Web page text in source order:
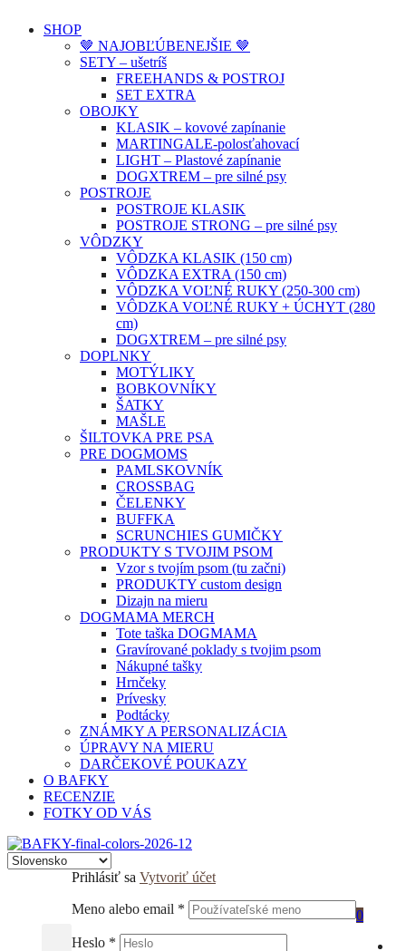
SHOP
🤎 NAJOBĽÚBENEJŠIE 🤎
SETY – ušetríš
FREEHANDS & POSTROJ
SET EXTRA
OBOJKY
KLASIK – kovové zapínanie
MARTINGALE-polosťahovací
LIGHT – Plastové zapínanie
DOGXTREM – pre silné psy
POSTROJE
POSTROJE KLASIK
POSTROJE STRONG – pre silné psy
VÔDZKY
VÔDZKA KLASIK (150 cm)
VÔDZKA EXTRA (150 cm)
VÔDZKA VOĽNÉ RUKY (250-300 cm)
VÔDZKA VOĽNÉ RUKY + ÚCHYT (280
cm)
DOGXTREM – pre silné psy
DOPLNKY
MOTÝLIKY
BOBKOVNÍKY
ŠATKY
MAŠLE
ŠILTOVKA PRE PSA
PRE DOGMOMS
PAMLSKOVNÍK
CROSSBAG
ČELENKY
BUFFKA
SCRUNCHIES GUMIČKY
PRODUKTY S TVOJIM PSOM
Vzor s tvojím psom (tu začni)
PRODUKTY custom design
Dizajn na mieru
DOGMAMA MERCH
Tote taška DOGMAMA
Gravírované poklady s tvojim psom
Nákupné tašky
Hrnčeky
Prívesky
Podtácky
ZNÁMKY A PERSONALIZÁCIA
ÚPRAVY NA MIERU
DARČEKOVÉ POUKAZY
O BAFKY
RECENZIE
FOTKY OD VÁS
Prihlásiť sa Vytvoriť účet
Meno alebo email *
Heslo *
0